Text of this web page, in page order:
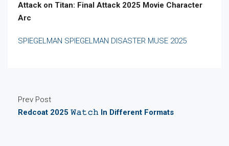
Attack on Titan: Final Attack 2025 Movie Character
Arc
SPIEGELMAN SPIEGELMAN DISASTER MUSE 2025
Prev Post
Redcoat 2025 𝚆𝚊𝚝𝚌𝚑 In Different Formats